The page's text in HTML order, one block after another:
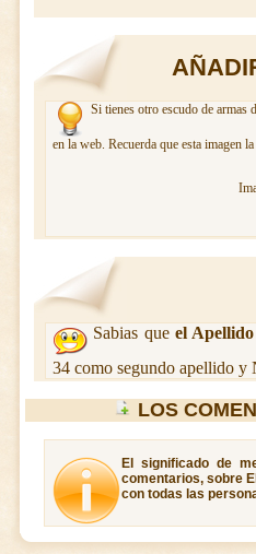
Si tienes otro escudo de armas
en la web. Recuerda que esta imagen
Sabias que el
34 como segundo apellido y
LOS
El significado de
comentarios, sobre
con todas las